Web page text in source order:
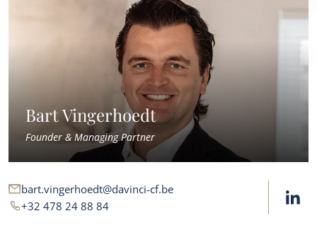
Bart Vingerhoedt
Founder & Managing Partner
bart.vingerhoedt@davinci-cf.be
+32 478 24 88 84